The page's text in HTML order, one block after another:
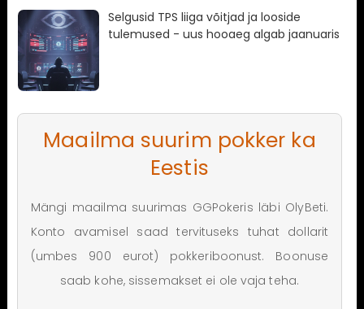
Selgusid TPS liiga võitjad ja looside
tulemused - uus hooaeg algab jaanuaris
Maailma suurim pokker ka
Eestis
Mängi maailma suurimas GGPokeris läbi OlyBeti.
Konto avamisel saad tervituseks tuhat dollarit
(umbes 900 eurot) pokkeriboonust. Boonuse
saab kohe, sissemakset ei ole vaja teha.